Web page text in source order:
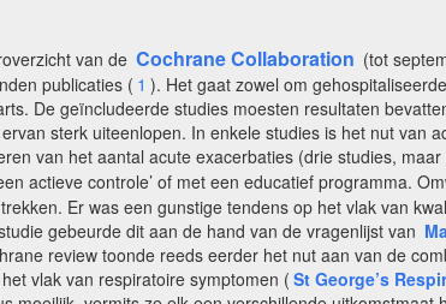
van de Cochrane Collaboration (tot
publicaties ( 1 ). Het gaat zowel om
De geïncludeerde studies moesten resultaten
sterk uiteenlopen. In enkele studies is het nut
van het aantal acute exacerbaties (drie studies,
actieve controle’ of met een educatief programma.
Er was een gunstige tendens op het vlak van
gebeurde dit aan de hand van de vragenlijst van
review toonde reeds eerder het nut aan van de
vlak van respiratoire symptomen ( St George’s